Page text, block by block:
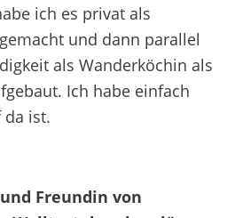
ich es privat als
und dann parallel
als Wanderköchin als
Ich habe einfach
da ist.
Freundin von